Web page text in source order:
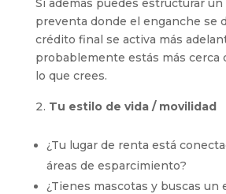
Si además puedes estructurar un
preventa donde el enganche se
crédito final se activa más
probablemente estás más cerca
lo que crees.
Tu estilo de vida / movilidad
¿Tu lugar de renta está
áreas de esparcimiento?
¿Tienes mascotas y buscas un